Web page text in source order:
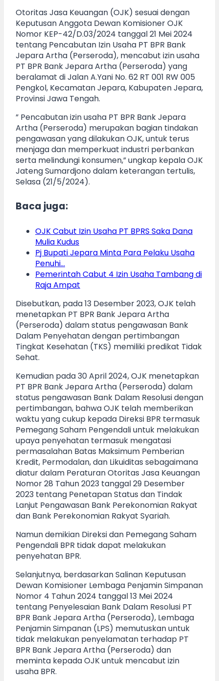
Otoritas Jasa Keuangan (OJK) sesuai dengan
Keputusan Anggota Dewan Komisioner OJK
Nomor KEP-42/D.03/2024 tanggal 21 Mei 2024
tentang Pencabutan Izin Usaha PT BPR Bank
Jepara Artha (Perseroda), mencabut izin usaha
PT BPR Bank Jepara Artha (Perseroda) yang
beralamat di Jalan A.Yani No. 62 RT 001 RW 005
Pengkol, Kecamatan Jepara, Kabupaten Jepara,
Provinsi Jawa Tengah.
” Pencabutan izin usaha PT BPR Bank Jepara
Artha (Perseroda) merupakan bagian tindakan
pengawasan yang dilakukan OJK, untuk terus
menjaga dan memperkuat industri perbankan
serta melindungi konsumen,” ungkap kepala OJK
Jateng Sumardjono dalam keterangan tertulis,
Selasa (21/5/2024).
Baca juga:
OJK Cabut Izin Usaha PT BPRS Saka Dana
Mulia Kudus
Pj Bupati Jepara Minta Para Pelaku Usaha
Penuhi…
Pemerintah Cabut 4 Izin Usaha Tambang di
Raja Ampat
Disebutkan, pada 13 Desember 2023, OJK telah
menetapkan PT BPR Bank Jepara Artha
(Perseroda) dalam status pengawasan Bank
Dalam Penyehatan dengan pertimbangan
Tingkat Kesehatan (TKS) memiliki predikat Tidak
Sehat.
Kemudian pada 30 April 2024, OJK menetapkan
PT BPR Bank Jepara Artha (Perseroda) dalam
status pengawasan Bank Dalam Resolusi dengan
pertimbangan, bahwa OJK telah memberikan
waktu yang cukup kepada Direksi BPR termasuk
Pemegang Saham Pengendali untuk melakukan
upaya penyehatan termasuk mengatasi
permasalahan Batas Maksimum Pemberian
Kredit, Permodalan, dan Likuiditas sebagaimana
diatur dalam Peraturan Otoritas Jasa Keuangan
Nomor 28 Tahun 2023 tanggal 29 Desember
2023 tentang Penetapan Status dan Tindak
Lanjut Pengawasan Bank Perekonomian Rakyat
dan Bank Perekonomian Rakyat Syariah.
Namun demikian Direksi dan Pemegang Saham
Pengendali BPR tidak dapat melakukan
penyehatan BPR.
Selanjutnya, berdasarkan Salinan Keputusan
Dewan Komisioner Lembaga Penjamin Simpanan
Nomor 4 Tahun 2024 tanggal 13 Mei 2024
tentang Penyelesaian Bank Dalam Resolusi PT
BPR Bank Jepara Artha (Perseroda), Lembaga
Penjamin Simpanan (LPS) memutuskan untuk
tidak melakukan penyelamatan terhadap PT
BPR Bank Jepara Artha (Perseroda) dan
meminta kepada OJK untuk mencabut izin
usaha BPR.